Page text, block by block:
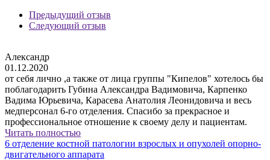
Предыдущий отзыв
Следующий отзыв
Александр
01.12.2020
от себя лично ,а также от лица группы "Кипелов" хотелось бы
поблагодарить Губина Александра Вадимовича, Карпенко
Вадима Юрьевича, Карасева Анатолия Леонидовича и весь
медперсонал 6-го отделения. Спасибо за прекрасное и
профессиональное отношение к своему делу и пациентам.
Читать полностью
6 отделение костной патологии взрослых и опухолей опорно-
двигательного аппарата